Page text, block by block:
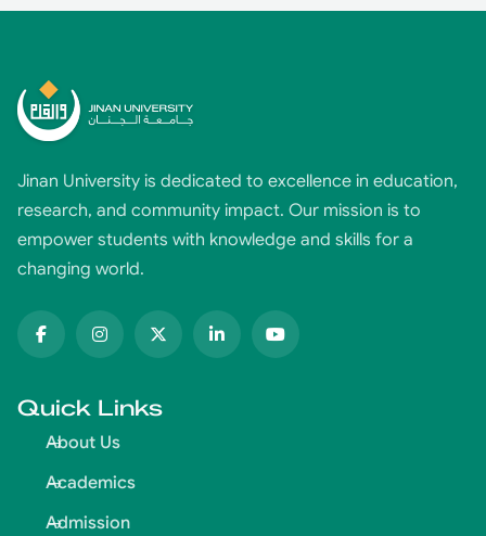
Jinan University is dedicated to excellence in education,
research, and community impact. Our mission is to
empower students with knowledge and skills for a
changing world.
Quick Links
About Us
Academics
Admission